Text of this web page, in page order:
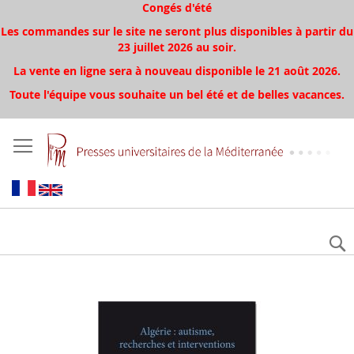
Congés d'été
Les commandes sur le site ne seront plus disponibles à partir du
23 juillet 2026 au soir.
La vente en ligne sera à nouveau disponible le 21 août 2026.
Toute l'équipe vous souhaite un bel été et de belles vacances.